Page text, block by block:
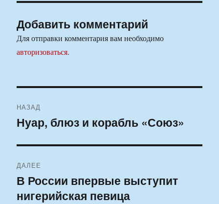
Добавить комментарий
Для отправки комментария вам необходимо
авторизоваться.
по
НАЗАД
Предыдущая
Нуар, блюз и корабль «Союз»
ДАЛЕЕ
Следующая
запись:
В России впервые выступит
нигерийская певица